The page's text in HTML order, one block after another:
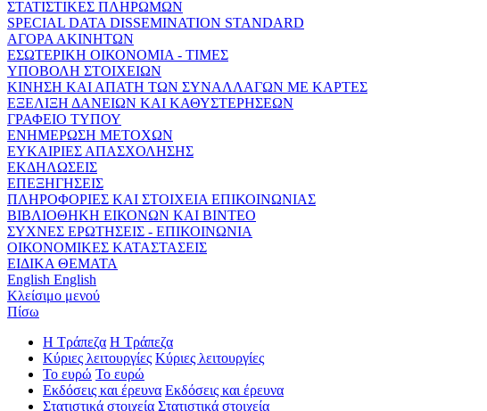
ΣΤΑΤΙΣΤΙΚΕΣ ΠΛΗΡΩΜΩΝ
SPECIAL DATA DISSEMINATION STANDARD
ΑΓΟΡΑ ΑΚΙΝΗΤΩΝ
ΕΣΩΤΕΡΙΚΗ ΟΙΚΟΝΟΜΙΑ - ΤΙΜΕΣ
ΥΠΟΒΟΛΗ ΣΤΟΙΧΕΙΩΝ
ΚΙΝΗΣΗ ΚΑΙ ΑΠΑΤΗ ΤΩΝ ΣΥΝΑΛΛΑΓΩΝ ΜΕ ΚΑΡΤΕΣ
ΕΞΕΛΙΞΗ ΔΑΝΕΙΩΝ ΚΑΙ ΚΑΘΥΣΤΕΡΗΣΕΩΝ
ΓΡΑΦΕΙΟ ΤΥΠΟΥ
ΕΝΗΜΕΡΩΣΗ ΜΕΤΟΧΩΝ
ΕΥΚΑΙΡΙΕΣ ΑΠΑΣΧΟΛΗΣΗΣ
ΕΚΔΗΛΩΣΕΙΣ
ΕΠΕΞΗΓΗΣΕΙΣ
ΠΛΗΡΟΦΟΡΙΕΣ ΚΑΙ ΣΤΟΙΧΕΙΑ ΕΠΙΚΟΙΝΩΝΙΑΣ
ΒΙΒΛΙΟΘΗΚΗ ΕΙΚΟΝΩΝ ΚΑΙ ΒΙΝΤΕΟ
ΣΥΧΝΕΣ ΕΡΩΤΗΣΕΙΣ - ΕΠΙΚΟΙΝΩΝΙΑ
ΟΙΚΟΝΟΜΙΚΕΣ ΚΑΤΑΣΤΑΣΕΙΣ
ΕΙΔΙΚΑ ΘΕΜΑΤΑ
English English
Κλείσιμο μενού
Πίσω
Η Τράπεζα Η Τράπεζα
Κύριες λειτουργίες Κύριες λειτουργίες
Το ευρώ Το ευρώ
Εκδόσεις και έρευνα Εκδόσεις και έρευνα
Στατιστικά στοιχεία Στατιστικά στοιχεία